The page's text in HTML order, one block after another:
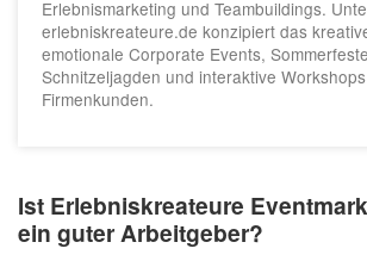
Erlebnismarketing und Teambuildings.
erlebniskreateure.de konzipiert das
emotionale Corporate Events,
Schnitzeljagden und interaktive
Firmenkunden.
Ist Erlebniskreateure
ein guter Arbeitgeber?